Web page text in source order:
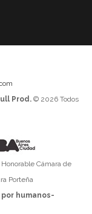
Prod.© 2026 Todos
Cámara de
Porteña
humanos-